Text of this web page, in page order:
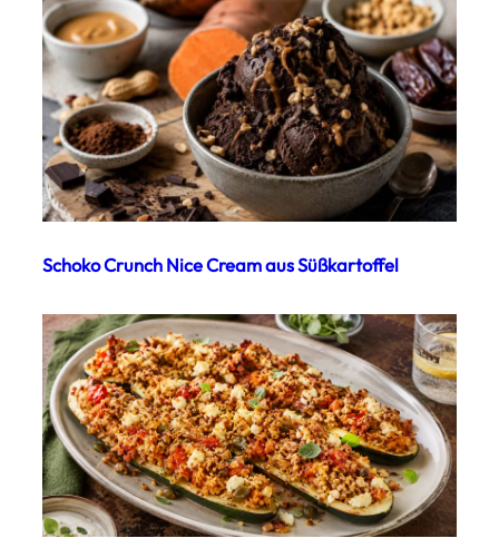
Schoko Crunch Nice Cream aus Süßkartoffel